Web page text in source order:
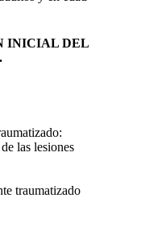
INICIAL DEL
las lesiones
traumatizado